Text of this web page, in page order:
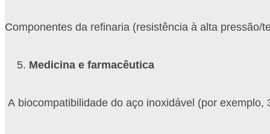
Componentes da refinaria (resistência à alta pressão/
Medicina e farmacêutica
A biocompatibilidade do aço inoxidável (por exemplo,